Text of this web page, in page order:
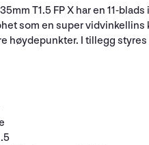
T1.5 FP X har en 11-
som en super vidvinkellins
høydepunkter. I tillegg